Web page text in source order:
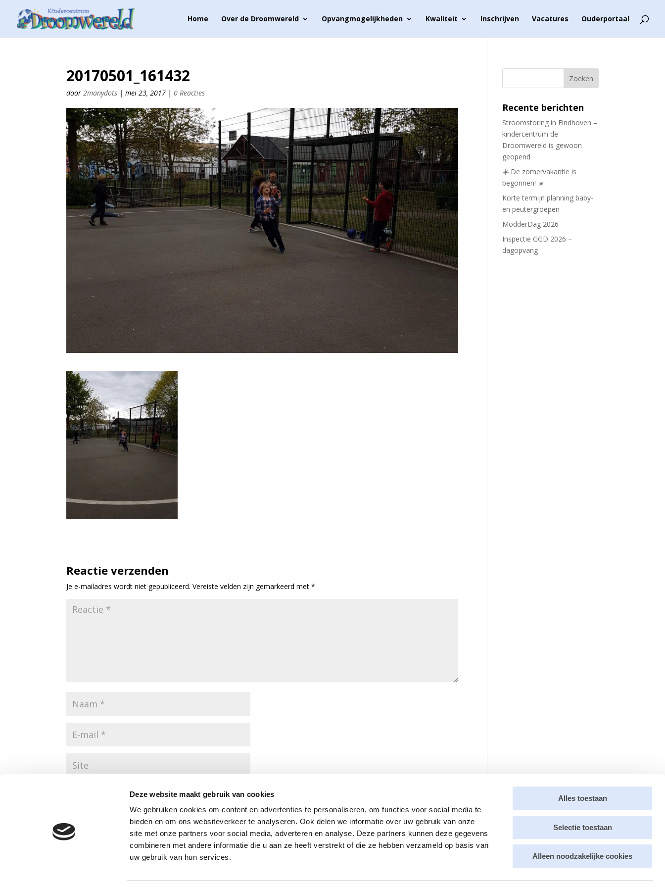
Deze website maakt gebruik van cookies
We gebruiken cookies om content en advertenties te personaliseren, om functies voor social media te
bieden en om ons websiteverkeer te analyseren. Ook delen we informatie over uw gebruik van onze
site met onze partners voor social media, adverteren en analyse. Deze partners kunnen deze gegevens
combineren met andere informatie die u aan ze heeft verstrekt of die ze hebben verzameld op basis van
uw gebruik van hun services.
Alles toestaan
Selectie toestaan
Alleen noodzakelijke cookies
Home Over de Droomwereld Opvangmogelijkheden Kwaliteit Inschrijven Vacatures Ouderportaal
20170501_161432
door2manydots |mei 23, 2017 |0 Reacties
Reactie verzenden
Je e-mailadres wordt niet gepubliceerd. Vereiste velden zijn gemarkeerd met*
Mijn naam, e-mail en site opslaan in deze browser voor de volgende keer wanneer ik een reactie plaats.
Recente berichten
Stroomstoring in Eindhoven –
kindercentrum de
Droomwereld is gewoon
geopend
☀️ De zomervakantie is
begonnen! ☀️
Korte termijn planning baby-
en peutergroepen
ModderDag 2026
Inspectie GGD 2026 –
dagopvang